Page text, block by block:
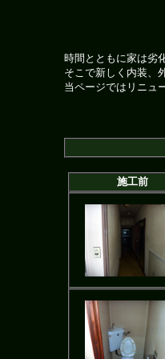
時間とともに家は劣
そこで新しく内装、
当ページではリニュ
施工前